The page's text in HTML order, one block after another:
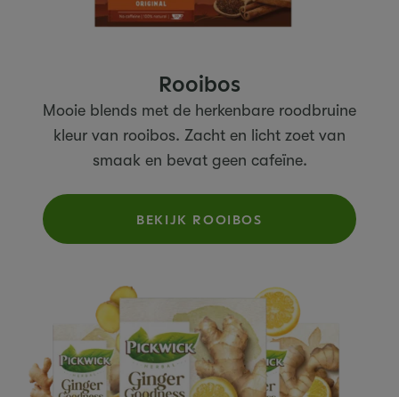
Rooibos
Mooie blends met de herkenbare roodbruine
kleur van rooibos. Zacht en licht zoet van
smaak en bevat geen cafeïne.
BEKIJK ROOIBOS